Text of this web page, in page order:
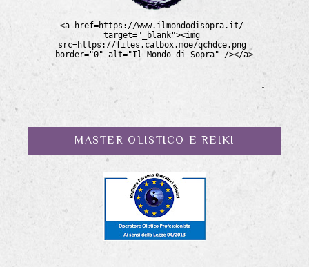
MASTER OLISTICO E REIKI